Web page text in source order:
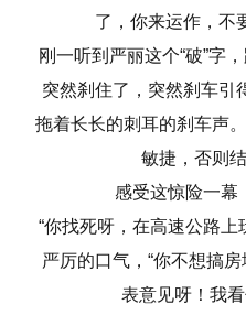
了，你来运作，不
刚一听到严丽这个“破”字
突然刹住了，突然刹车引
拖着长长的刺耳的刹车声
敏捷，否则
感受这惊险一幕
“你找死呀，在高速公路上
严厉的口气，“你不想搞
表意见呀！我